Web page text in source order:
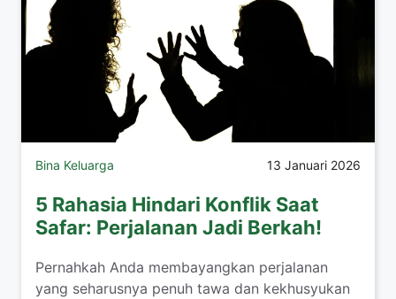
Bina Keluarga 13 Januari 2026
5 Rahasia Hindari Konflik Saat
Safar: Perjalanan Jadi Berkah!
​Pernahkah Anda membayangkan perjalanan
yang seharusnya penuh tawa dan kekhusyukan